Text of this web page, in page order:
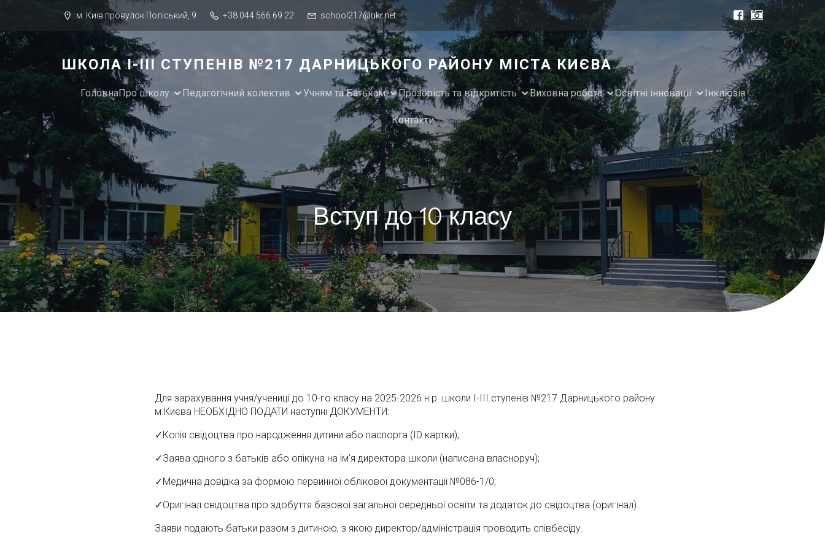
м. Київ провулок Поліський, 9 +38 044 566 69 22 school217@ukr.net
ШКОЛА І-ІІІ СТУПЕНІВ №217 ДАРНИЦЬКОГО РАЙОНУ МІСТА КИЄВА
ГоловнаПро школу Педагогічний колектив Учням та Батькам Прозорість та відкритість Виховна робота Освітні інновації Інклюзія
Контакти
Вступ до 10 класу
Для зарахування учня/учениці до 10-го класу на 2025-2026 н.р. школи І-ІІІ ступенів №217 Дарницького району
м.Києва НЕОБХІДНО ПОДАТИ наступні ДОКУМЕНТИ:
✓Копія свідоцтва про народження дитини або паспорта (ID картки);
✓Заява одного з батьків або опікуна на ім’я директора школи (написана власноруч);
✓Медична довідка за формою первинної облікової документації №086-1/0;
✓Оригінал свідоцтва про здобуття базової загальної середньої освіти та додаток до свідоцтва (оригінал).
Заяви подають батьки разом з дитиною, з якою директор/адміністрація проводить співбесіду.